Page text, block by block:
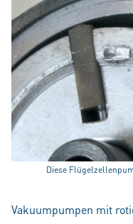
Diese
Vakuumpumpen mit